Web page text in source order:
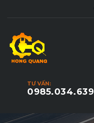
TƯ VẤN:
0985.034.639